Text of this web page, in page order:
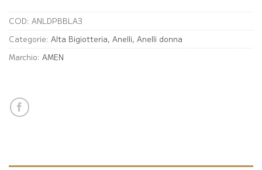
COD: ANLDPBBLA3
Categorie: Alta Bigiotteria, Anelli, Anelli donna
Marchio: AMEN